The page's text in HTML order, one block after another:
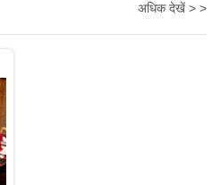
अधिक देखें > >